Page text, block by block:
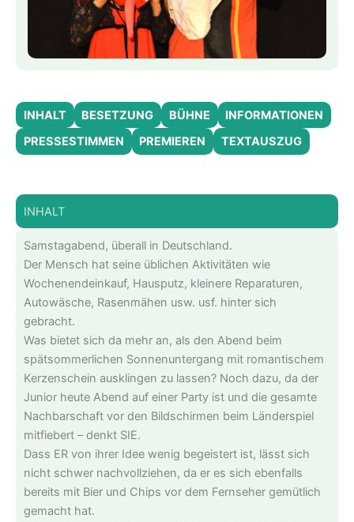
INHALT BESETZUNG BÜHNE
INFORMATIONEN
PRESSESTIMMEN
PREMIEREN TEXTAUSZUG
INHALT
Samstagabend, überall in Deutschland.
Der Mensch hat seine üblichen Aktivitäten wie
Wochenendeinkauf, Hausputz, kleinere Reparaturen,
Autowäsche, Rasenmähen usw. usf. hinter sich
gebracht.
Was bietet sich da mehr an, als den Abend beim
spätsommerlichen Sonnenuntergang mit romantischem
Kerzenschein ausklingen zu lassen? Noch dazu, da der
Junior heute Abend auf einer Party ist und die gesamte
Nachbarschaft vor den Bildschirmen beim Länderspiel
mitfiebert – denkt SIE.
Dass ER von ihrer Idee wenig begeistert ist, lässt sich
nicht schwer nachvollziehen, da er es sich ebenfalls
bereits mit Bier und Chips vor dem Fernseher gemütlich
gemacht hat.